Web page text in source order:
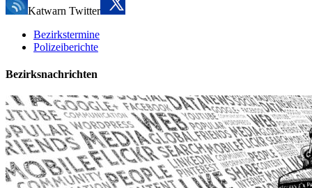
Katwarn Twitter
Bezirkstermine
Polizeiberichte
Bezirksnachrichten